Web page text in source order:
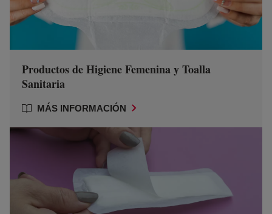
Productos de Higiene Femenina y Toalla
Sanitaria
MÁS INFORMACIÓN